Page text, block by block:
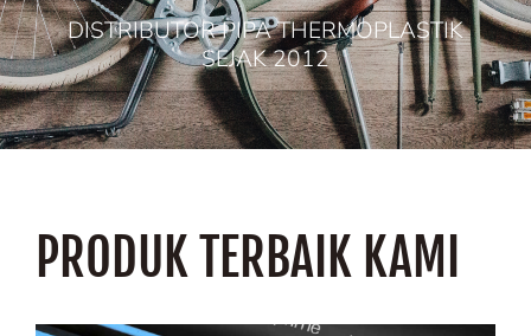
DISTRIBUTOR PIPA THERMOPLASTIK
SEJAK 2012
PRODUK TERBAIK KAMI